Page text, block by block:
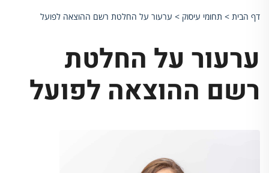
דף הבית > תחומי עיסוק > ערעור על החלטת רשם ההוצאה לפועל
ערעור על החלטת
רשם ההוצאה לפועל